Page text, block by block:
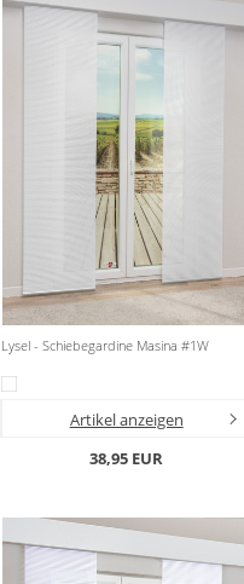
Lysel - Schiebegardine Masina #1W
Artikel anzeigen
38,95 EUR